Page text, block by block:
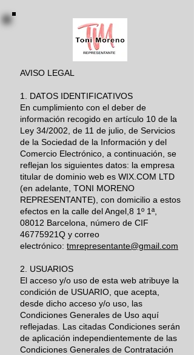
AVISO LEGAL
1. DATOS IDENTIFICATIVOS
En cumplimiento con el deber de
información recogido en artículo 10 de la
Ley 34/2002, de 11 de julio, de Servicios
de la Sociedad de la Información y del
Comercio Electrónico, a continuación, se
reflejan los siguientes datos: la empresa
titular de dominio web es WIX.COM LTD
(en adelante, TONI MORENO
REPRESENTANTE), con domicilio a estos
efectos en la calle del Angel,8 1º 1ª,
08012 Barcelona, número de CIF
46775921Q y correo
electrónico: tmrepresentante@gmail.com
2. USUARIOS
El acceso y/o uso de esta web atribuye la
condición de USUARIO, que acepta,
desde dicho acceso y/o uso, las
Condiciones Generales de Uso aquí
reflejadas. Las citadas Condiciones serán
de aplicación independientemente de las
Condiciones Generales de Contratación